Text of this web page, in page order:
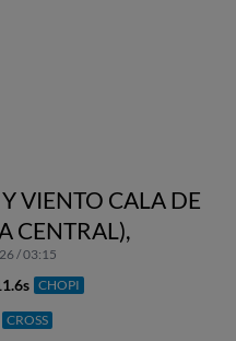
VIENTO CALA DE
CENTRAL),
/ 03:15
CHOPI
CROSS